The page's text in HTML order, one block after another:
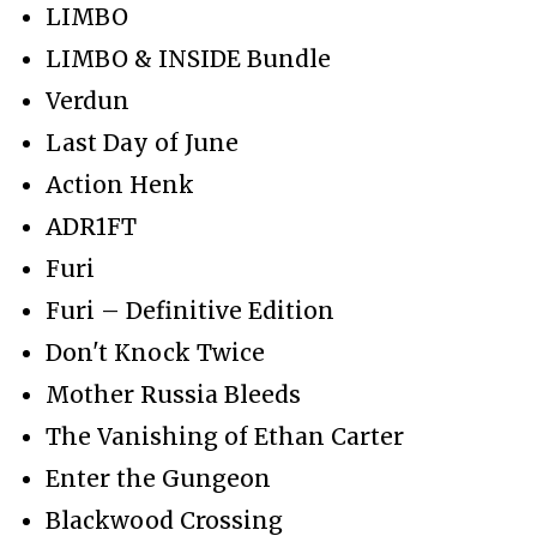
LIMBO
LIMBO & INSIDE Bundle
Verdun
Last Day of June
Action Henk
ADR1FT
Furi
Furi – Definitive Edition
Don't Knock Twice
Mother Russia Bleeds
The Vanishing of Ethan Carter
Enter the Gungeon
Blackwood Crossing